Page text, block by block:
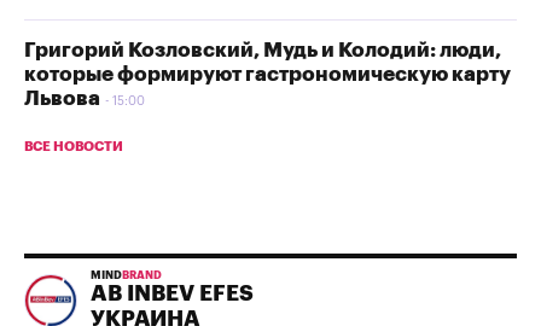
Григорий Козловский, Мудь и Колодий: люди,
которые формируют гастрономическую карту
Львова
15:00
ВСЕ НОВОСТИ
MIND BRAND
AB INBEV EFES
УКРАИНА